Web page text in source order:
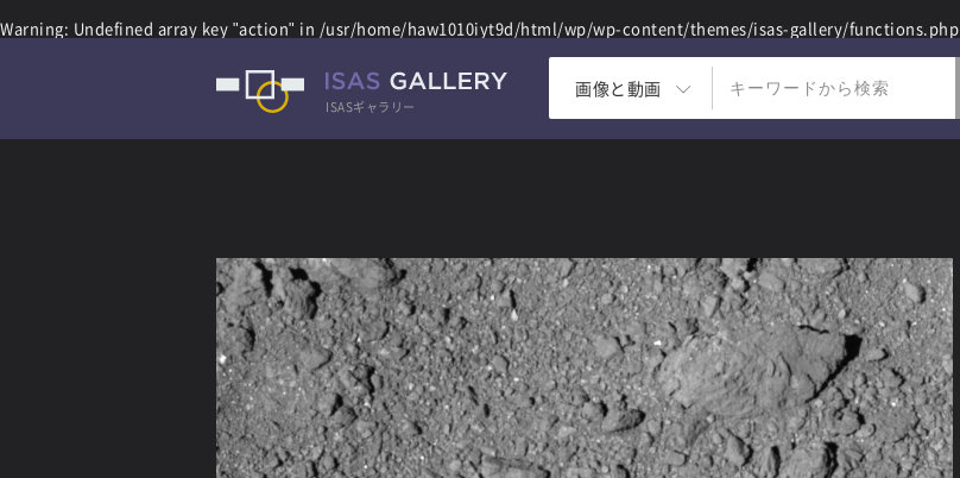
Warning: Undefined array key "action" in /usr/home/haw1010iyt9d/html/wp/wp-content/themes/isas-gallery/functions.php
ISASギャラリー
画像と動画